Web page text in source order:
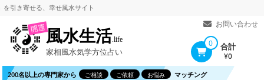
コ
ツ
せる、幸せ風水サイト
お問い合わせ
開運風水生活.life
家相風水気学方位占い
0 合計
¥0
200名以上の専門家から ご相談 ご依頼 お悩み マッチング